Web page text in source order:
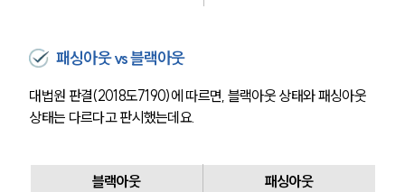
패싱아웃 vs 블랙아웃
대법원 판결(2018도7190)에 따르면, 블랙아웃 상태와 패싱아웃
상태는 다르다고 판시했는데요.
블랙아웃
패싱아웃